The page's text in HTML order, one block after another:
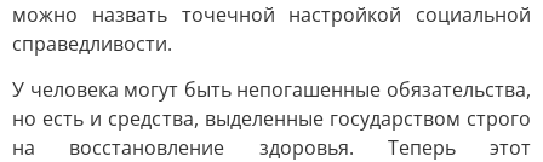
можно назвать точечной настройкой социальной
справедливости.
У человека могут быть непогашенные обязательства,
но есть и средства, выделенные государством строго
на восстановление здоровья. Теперь этот